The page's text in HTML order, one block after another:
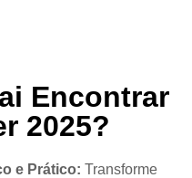
Encontrar
2025?
e Prático: Transforme